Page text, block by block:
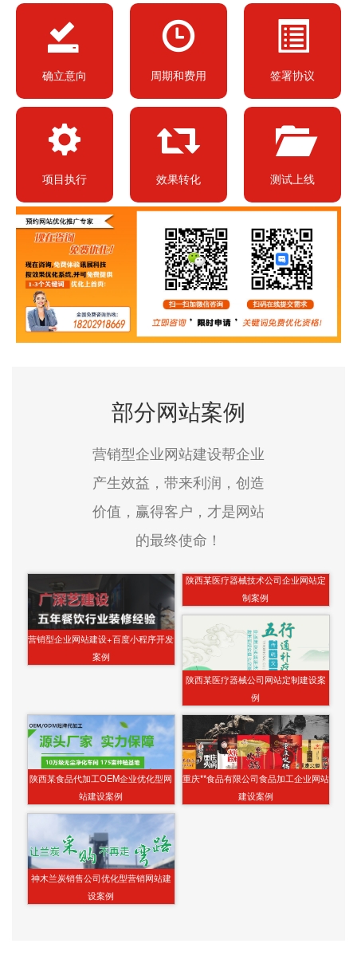
确立意向 周期和费用 签署协议
项目执行 效果转化 测试上线
部分网站案例
营销型企业网站建设帮企业
产生效益，带来利润，创造
价值，赢得客户，才是网站
的最终使命！
营销型企业网站建设+百度小程序开发
案例
陕西某医疗器械技术公司企业网站定
制案例
陕西某医疗器械公司网站定制建设案
例
陕西某食品代加工OEM企业优化型网
站建设案例
重庆**食品有限公司食品加工企业网站
建设案例
神木兰炭销售公司优化型营销网站建
设案例